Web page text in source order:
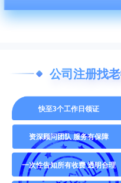
公司注册找
快至3个工作日领证
资深顾问团队 服务有保障
一次性告知所有收费 透明合理